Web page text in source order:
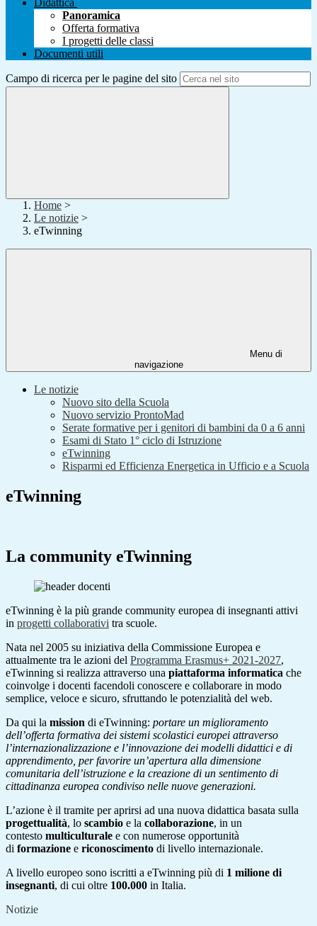
Didattica
Panoramica
Offerta formativa
I progetti delle classi
Documenti utili
Campo di ricerca per le pagine del sito
Home >
Le notizie >
eTwinning
Menu di
navigazione
Le notizie
Nuovo sito della Scuola
Nuovo servizio ProntoMad
Serate formative per i genitori di bambini da 0 a 6 anni
Esami di Stato 1° ciclo di Istruzione
eTwinning
Risparmi ed Efficienza Energetica in Ufficio e a Scuola
eTwinning
La community eTwinning
eTwinning è la più grande community europea di insegnanti attivi
in progetti collaborativi tra scuole.
Nata nel 2005 su iniziativa della Commissione Europea e
attualmente tra le azioni del Programma Erasmus+ 2021-2027,
eTwinning si realizza attraverso una piattaforma informatica che
coinvolge i docenti facendoli conoscere e collaborare in modo
semplice, veloce e sicuro, sfruttando le potenzialità del web.
Da qui la mission di eTwinning: portare un miglioramento
dell’offerta formativa dei sistemi scolastici europei attraverso
l’internazionalizzazione e l’innovazione dei modelli didattici e di
apprendimento, per favorire un’apertura alla dimensione
comunitaria dell’istruzione e la creazione di un sentimento di
cittadinanza europea condiviso nelle nuove generazioni.
L’azione è il tramite per aprirsi ad una nuova didattica basata sulla
progettualità, lo scambio e la collaborazione, in un
contesto multiculturale e con numerose opportunità
di formazione e riconoscimento di livello internazionale.
A livello europeo sono iscritti a eTwinning più di 1 milione di
insegnanti, di cui oltre 100.000 in Italia.
Notizie